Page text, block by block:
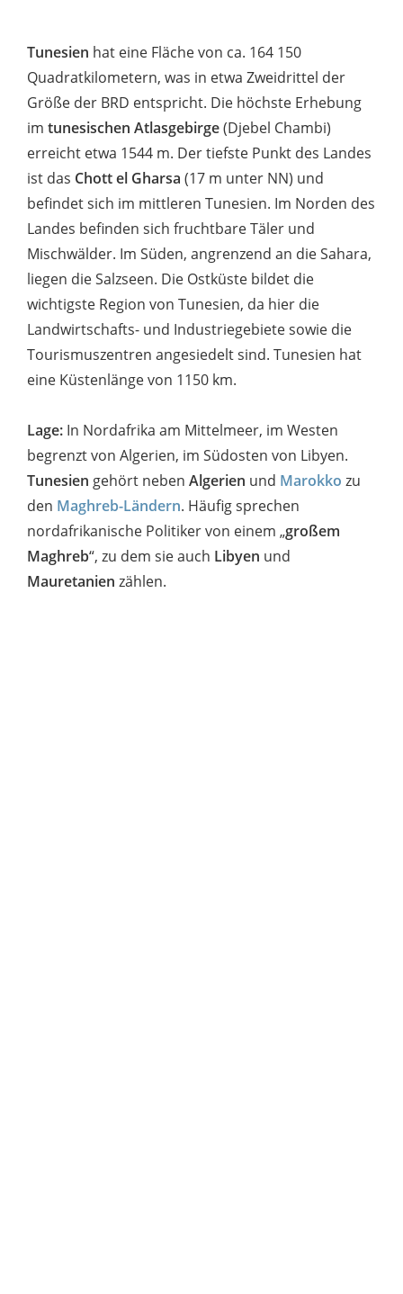
Tunesien hat eine Fläche von ca. 164 150
Quadratkilometern, was in etwa Zweidrittel der
Größe der BRD entspricht. Die höchste Erhebung
im tunesischen Atlasgebirge(Djebel Chambi)
erreicht etwa 1544 m. Der tiefste Punkt des Landes
ist das Chott el Gharsa (17 m unter NN) und
befindet sich im mittleren Tunesien. Im Norden des
Landes befinden sich fruchtbare Täler und
Mischwälder. Im Süden, angrenzend an die Sahara,
liegen die Salzseen. Die Ostküste bildet die
wichtigste Region von Tunesien, da hier die
Landwirtschafts- und Industriegebiete sowie die
Tourismuszentren angesiedelt sind. Tunesien hat
eine Küstenlänge von 1150 km.
Lage: In Nordafrika am Mittelmeer, im Westen
begrenzt von Algerien, im Südosten von Libyen.
Tunesien gehört neben Algerien und Marokko zu
den Maghreb-Ländern. Häufig sprechen
nordafrikanische Politiker von einem „großem
Maghreb“, zu dem sie auch Libyen und
Mauretanien zählen.